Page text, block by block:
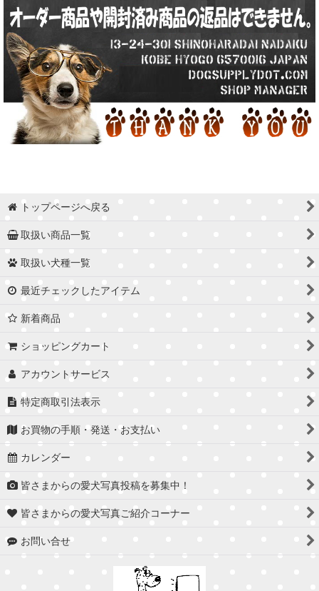
トップページへ戻る
取扱い商品一覧
取扱い犬種一覧
最近チェックしたアイテム
新着商品
ショッピングカート
アカウントサービス
特定商取引法表示
お買物の手順・発送・お支払い
カレンダー
皆さまからの愛犬写真投稿を募集中！
皆さまからの愛犬写真ご紹介コーナー
お問い合せ